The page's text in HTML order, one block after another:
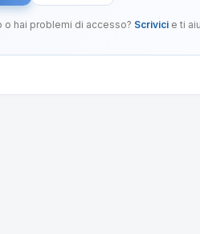
o hai problemi di accesso? Scrivicie ti